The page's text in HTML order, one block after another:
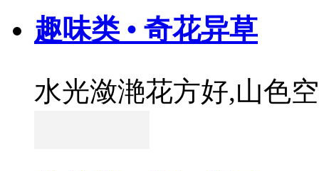
趣味类 • 奇花异草
水光潋滟花方好,山色